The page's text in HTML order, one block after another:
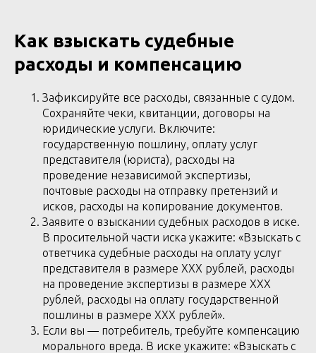
Как взыскать судебные
расходы и компенсацию
Зафиксируйте все расходы, связанные с судом.
Сохраняйте чеки, квитанции, договоры на
юридические услуги. Включите:
государственную пошлину, оплату услуг
представителя (юриста), расходы на
проведение независимой экспертизы,
почтовые расходы на отправку претензий и
исков, расходы на копирование документов.
Заявите о взыскании судебных расходов в иске.
В просительной части иска укажите: «Взыскать с
ответчика судебные расходы на оплату услуг
представителя в размере ХХХ рублей, расходы
на проведение экспертизы в размере ХХХ
рублей, расходы на оплату государственной
пошлины в размере ХХХ рублей».
Если вы — потребитель, требуйте компенсацию
морального вреда. В иске укажите: «Взыскать с